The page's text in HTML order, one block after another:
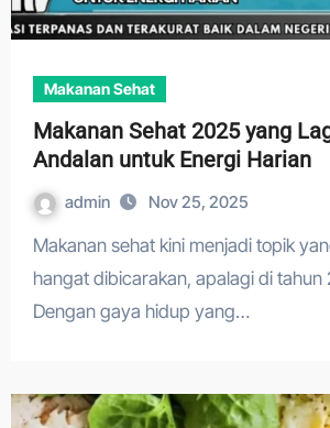
Makanan Sehat
Makanan Sehat 2025 yang
Andalan untuk Energi Harian
admin Nov 25, 2025
Makanan sehat kini menjadi topik yang semakin
hangat dibicarakan, apalagi di tahun
Dengan gaya hidup yang…